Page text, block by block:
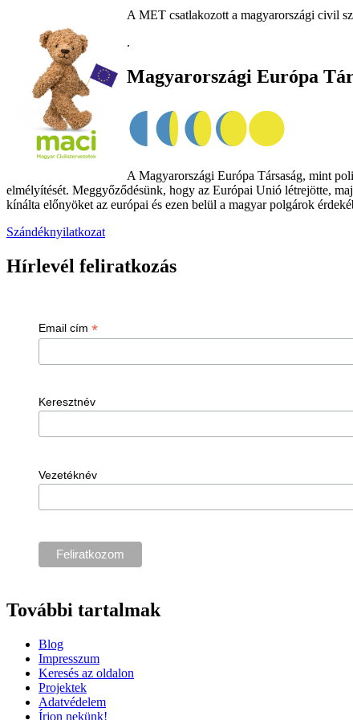
A MET csatlakozott a magyarországi civil
.
Magyarországi Európa
A Magyarországi Európa Társaság, mint
elmélyítését. Meggyőződésünk, hogy az Európai Unió létrejötte,
kínálta előnyöket az európai és ezen belül a magyar polgárok
Szándéknyilatkozat
Hírlevél feliratkozás
Email cím *
Keresztnév
Vezetéknév
További tartalmak
Blog
Impresszum
Keresés az oldalon
Projektek
Adatvédelem
Írjon nekünk!